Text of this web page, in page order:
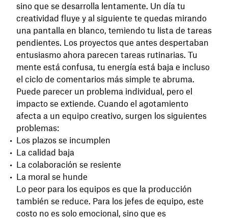
sino que se desarrolla lentamente. Un día tu
creatividad fluye y al siguiente te quedas mirando
una pantalla en blanco, temiendo tu lista de tareas
pendientes. Los proyectos que antes despertaban
entusiasmo ahora parecen tareas rutinarias. Tu
mente está confusa, tu energía está baja e incluso
el ciclo de comentarios más simple te abruma.
Puede parecer un problema individual, pero el
impacto se extiende. Cuando el agotamiento
afecta a un equipo creativo, surgen los siguientes
problemas:
Los plazos se incumplen
La calidad baja
La colaboración se resiente
La moral se hunde
Lo peor para los equipos es que la producción
también se reduce. Para los jefes de equipo, este
costo no es solo emocional, sino que es